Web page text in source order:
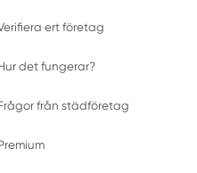
ert företag
det fungerar?
från städföretag